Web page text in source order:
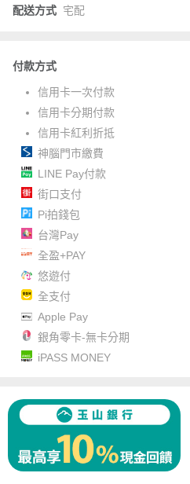
配送方式 宅配
付款方式
信用卡一次付款
信用卡分期付款
信用卡紅利折抵
神腦門市繳費
LINE Pay付款
街口支付
Pi拍錢包
台灣Pay
全盈+PAY
悠遊付
全支付
Apple Pay
銀角零卡-無卡分期
iPASS MONEY